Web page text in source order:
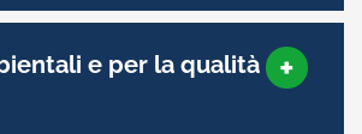
e per la qualità